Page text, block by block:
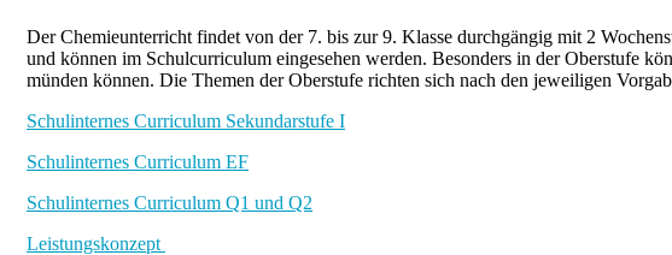
Der Chemieunterricht findet von der 7. bis zur 9. Klasse durchgängig mit 2
und können im Schulcurriculum eingesehen werden. Besonders in der Oberstufe
münden können. Die Themen der Oberstufe richten sich nach den jeweiligen
Schulinternes Curriculum Sekundarstufe I
Schulinternes Curriculum EF
Schulinternes Curriculum Q1 und Q2
Leistungskonzept